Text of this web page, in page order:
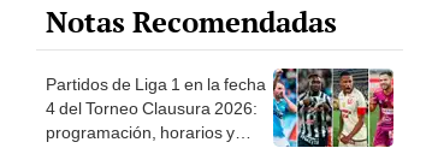
Notas Recomendadas
Partidos de Liga 1 en la fecha
4 del Torneo Clausura 2026:
programación, horarios y